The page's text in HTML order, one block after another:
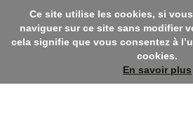
Rapidbadges ! En ce moment,
Ce site utilise les cookies, si
naviguer sur ce site sans modifier
cela signifie que vous consentez à
cookies.
En savoir plus